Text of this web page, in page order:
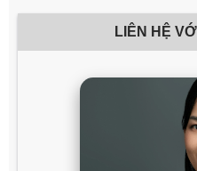
LIÊN HỆ